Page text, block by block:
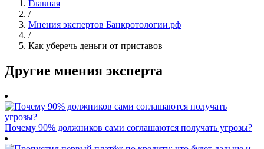
Главная
/
Мнения экспертов Банкротологии.рф
/
Как уберечь деньги от приставов
Другие мнения эксперта
Почему 90% должников сами соглашаются получать угрозы?